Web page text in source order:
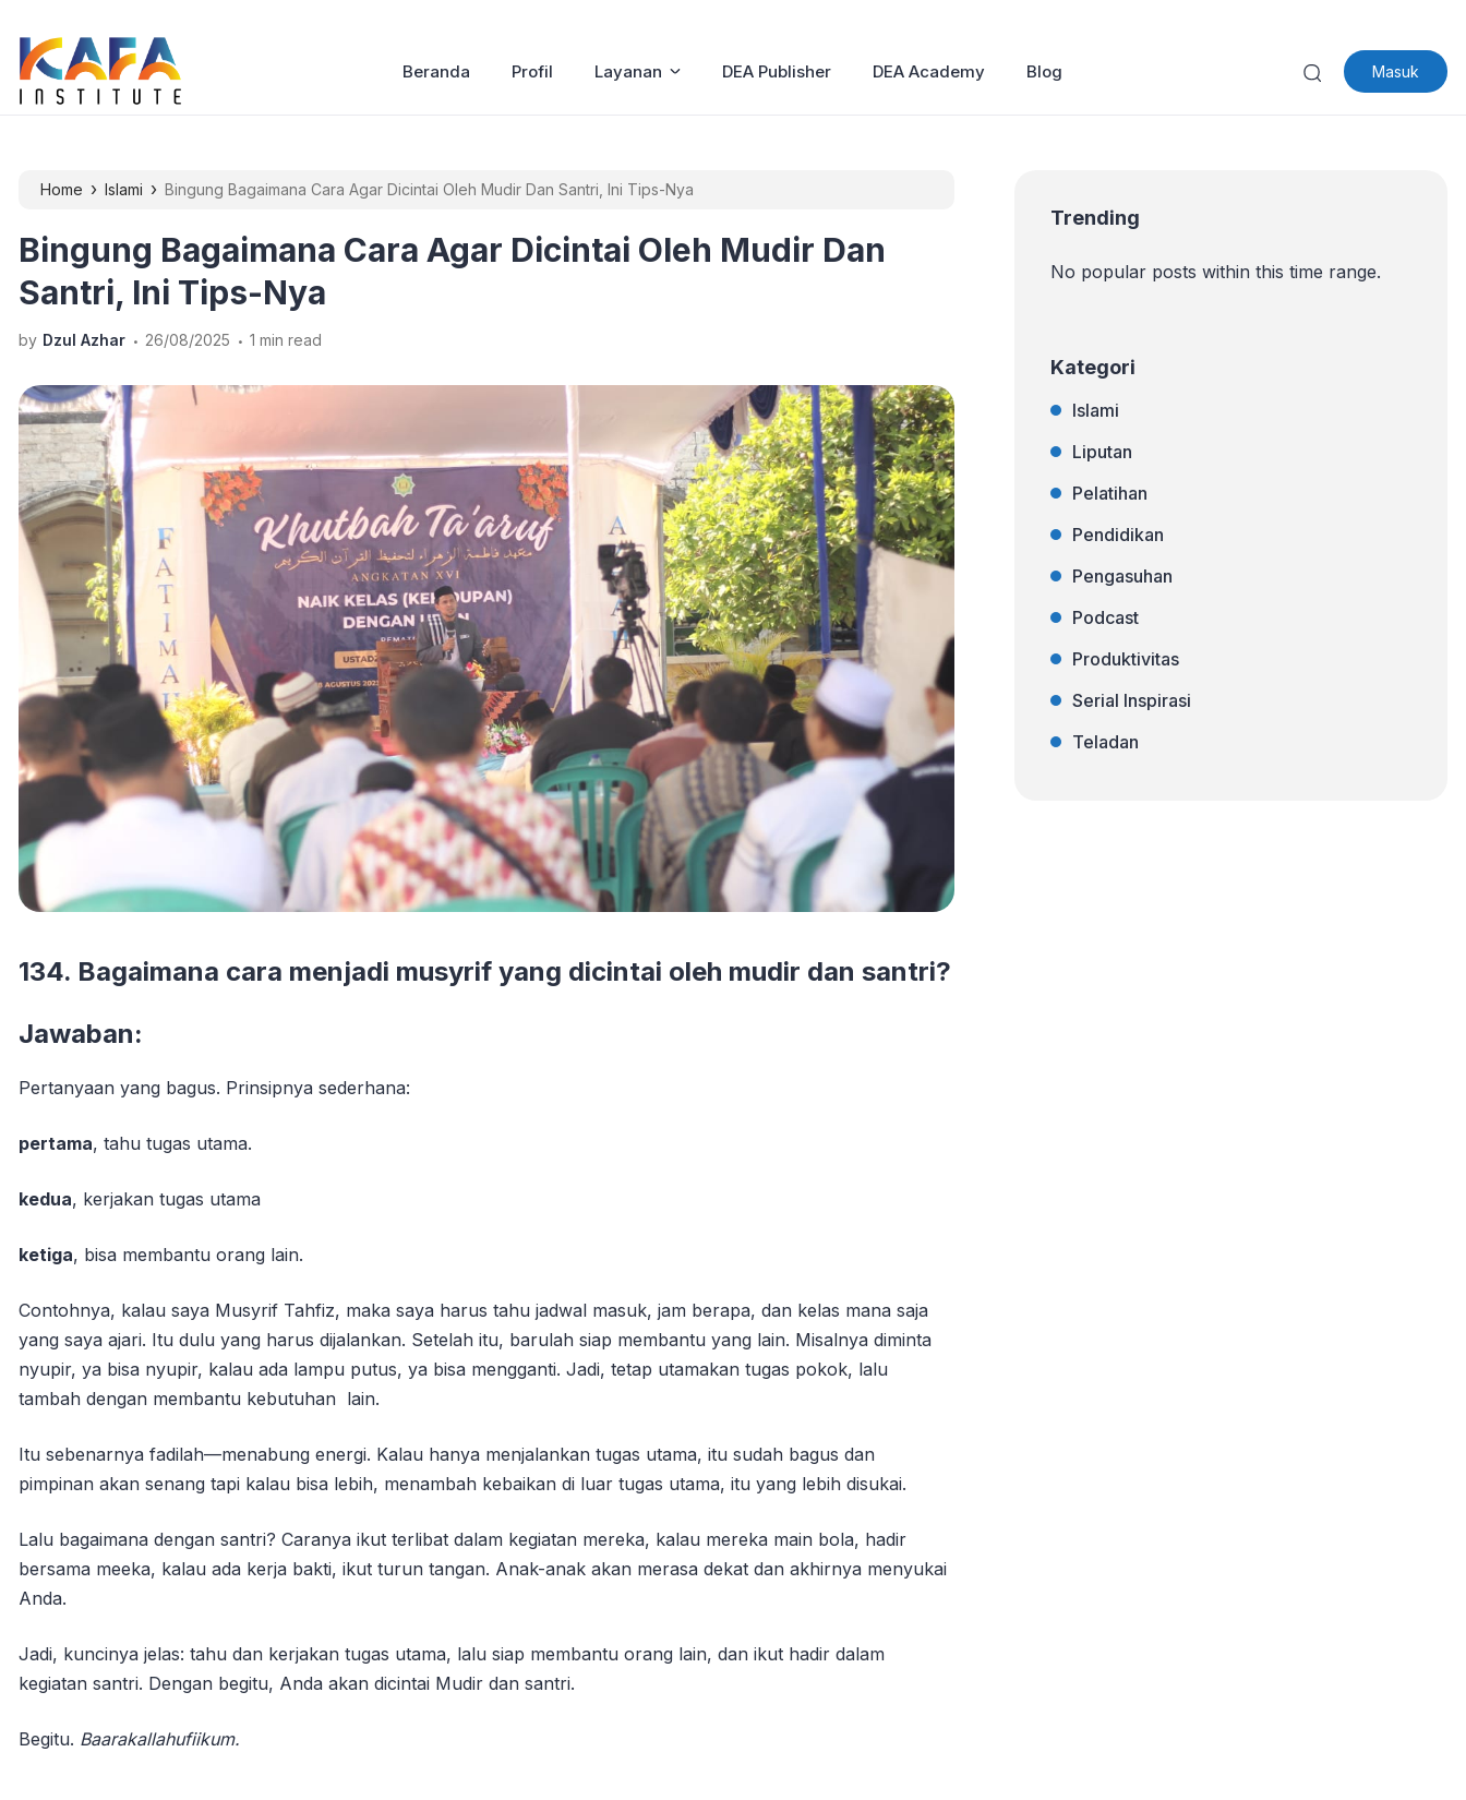
Masuk
Beranda Profil Layanan DEA Publisher DEA Academy Blog
Home › Islami › Bingung Bagaimana Cara Agar Dicintai Oleh Mudir Dan Santri, Ini Tips-Nya
Bingung Bagaimana Cara Agar Dicintai Oleh Mudir Dan
Santri, Ini Tips-Nya
by Dzul Azhar . 26/08/2025 . 1 min read
134. Bagaimana cara menjadi musyrif yang dicintai oleh mudir dan santri?
Jawaban:
Pertanyaan yang bagus. Prinsipnya sederhana:
pertama, tahu tugas utama.
kedua, kerjakan tugas utama
ketiga, bisa membantu orang lain.
Contohnya, kalau saya Musyrif Tahfiz, maka saya harus tahu jadwal masuk, jam berapa, dan kelas mana saja
yang saya ajari. Itu dulu yang harus dijalankan. Setelah itu, barulah siap membantu yang lain. Misalnya diminta
nyupir, ya bisa nyupir, kalau ada lampu putus, ya bisa mengganti. Jadi, tetap utamakan tugas pokok, lalu
tambah dengan membantu kebutuhan lain.
Itu sebenarnya fadilah—menabung energi. Kalau hanya menjalankan tugas utama, itu sudah bagus dan
pimpinan akan senang tapi kalau bisa lebih, menambah kebaikan di luar tugas utama, itu yang lebih disukai.
Lalu bagaimana dengan santri? Caranya ikut terlibat dalam kegiatan mereka, kalau mereka main bola, hadir
bersama meeka, kalau ada kerja bakti, ikut turun tangan. Anak-anak akan merasa dekat dan akhirnya menyukai
Anda.
Jadi, kuncinya jelas: tahu dan kerjakan tugas utama, lalu siap membantu orang lain, dan ikut hadir dalam
kegiatan santri. Dengan begitu, Anda akan dicintai Mudir dan santri.
Begitu. Baarakallahufiikum.
Trending
No popular posts within this time range.
Kategori
Islami
Liputan
Pelatihan
Pendidikan
Pengasuhan
Podcast
Produktivitas
Serial Inspirasi
Teladan